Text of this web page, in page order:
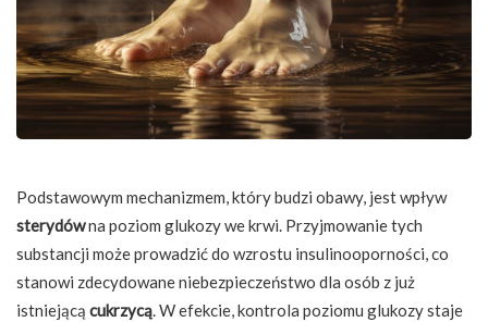
Podstawowym mechanizmem, który budzi obawy, jest wpływ
sterydówna poziom glukozy we krwi. Przyjmowanie tych
substancji może prowadzić do wzrostu insulinooporności, co
stanowi zdecydowane niebezpieczeństwo dla osób z już
istniejącą cukrzycą. W efekcie, kontrola poziomu glukozy staje